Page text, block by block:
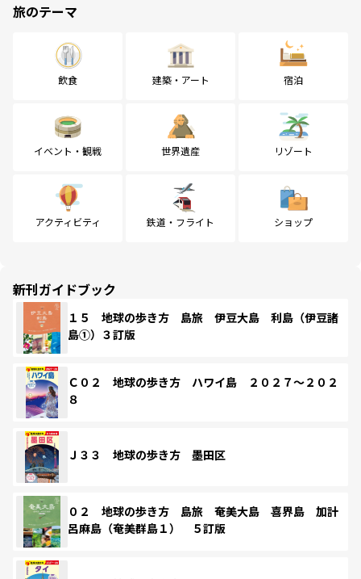
旅のテーマ
飲食 建築・アート 宿泊
イベント・観戦 世界遺産 リゾート
アクティビティ 鉄道・フライト ショップ
新刊ガイドブック
１５ 地球の歩き方 島旅 伊豆大島 利島（伊豆諸
島①）３訂版
Ｃ０２ 地球の歩き方 ハワイ島 ２０２７～２０２
８
Ｊ３３ 地球の歩き方 墨田区
０２ 地球の歩き方 島旅 奄美大島 喜界島 加計
呂麻島（奄美群島１） ５訂版